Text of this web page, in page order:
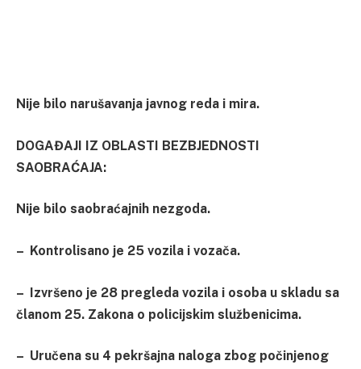
Nije bilo narušavanja javnog reda i mira.
DOGAĐAJI IZ OBLASTI BEZBJEDNOSTI
SAOBRAĆAJA:
Nije bilo saobraćajnih nezgoda.
– Kontrolisano je 25 vozila i vozača.
– Izvršeno je 28 pregleda vozila i osoba u skladu sa
članom 25. Zakona o policijskim službenicima.
– Uručena su 4 pekršajna naloga zbog počinjenog